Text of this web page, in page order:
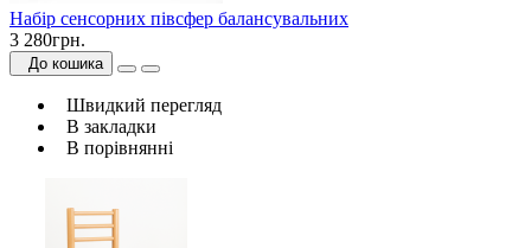
Набір сенсорних півсфер балансувальних
3 280грн.
До кошика
Швидкий перегляд
В закладки
В порівнянні